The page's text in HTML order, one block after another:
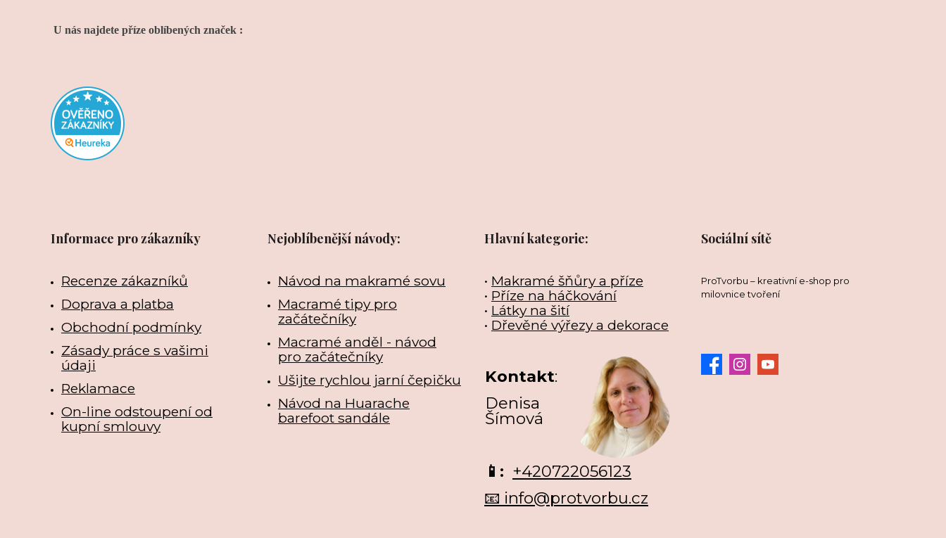
U nás najdete příze oblíbených značek :
Informace pro zákazníky
Recenze zákazníků
Doprava a platba
Obchodní podmínky
Zásady práce s vašimi
údaji
Reklamace
On-line odstoupení od
kupní smlouvy
Nejoblíbenější návody:
Návod na makramé sovu
Macramé tipy pro
začátečníky
Macramé anděl - návod
pro začátečníky
Ušijte rychlou jarní čepičku
Návod na Huarache
barefoot sandále
Hlavní kategorie:
• Makramé šňůry a příze
• Příze na háčkování
• Látky na šití
• Dřevěné výřezy a dekorace
Kontakt:
Denisa
Šímová
📱: +420722056123
📧 info@protvorbu.cz
Sociální sítě
ProTvorbu – kreativní e-shop pro
milovnice tvoření